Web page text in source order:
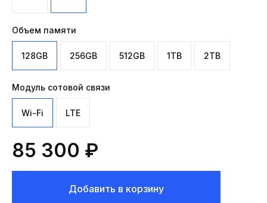
Объем памяти
128GB 256GB 512GB 1TB 2TB
Модуль сотовой связи
Wi-Fi LTE
85 300 ₽
Добавить в корзину